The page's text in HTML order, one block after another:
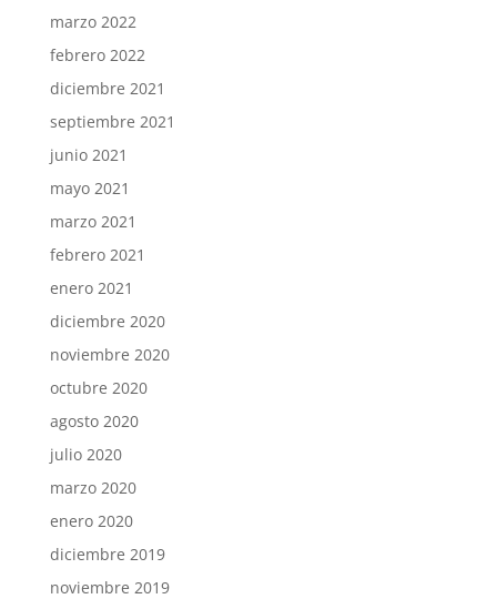
marzo 2022
febrero 2022
diciembre 2021
septiembre 2021
junio 2021
mayo 2021
marzo 2021
febrero 2021
enero 2021
diciembre 2020
noviembre 2020
octubre 2020
agosto 2020
julio 2020
marzo 2020
enero 2020
diciembre 2019
noviembre 2019